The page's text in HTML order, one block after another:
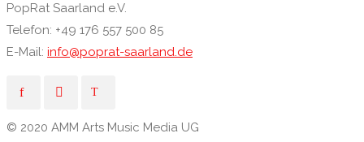
PopRat Saarland e.V.
Telefon: +49 176 557 500 85
E-Mail: info@poprat-saarland.de
© 2020 AMM Arts Music Media UG